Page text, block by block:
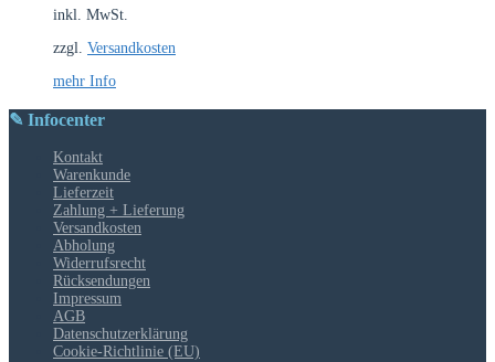
inkl. MwSt.
zzgl. Versandkosten
mehr Info
✎ Infocenter
Kontakt
Warenkunde
Lieferzeit
Zahlung + Lieferung
Versandkosten
Abholung
Widerrufsrecht
Rücksendungen
Impressum
AGB
Datenschutzerklärung
Cookie-Richtlinie (EU)